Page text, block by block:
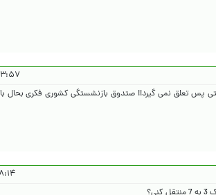
۱۵:۰۳:۵۷
پس تعلق نمی گیرد!! صتدوق بازنشستگی کشوری فکری بحال